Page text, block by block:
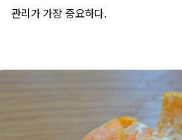
관리가 가장 중요하다.